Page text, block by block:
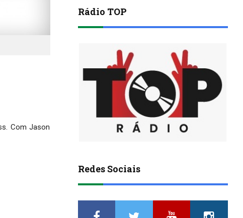
Com Jason
Rádio TOP
Redes Sociais